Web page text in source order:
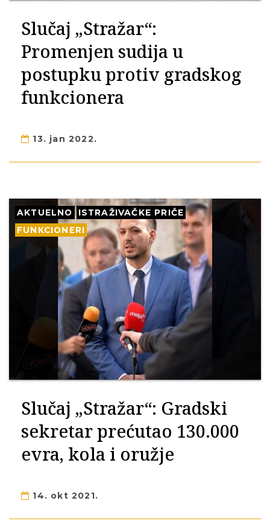
Slučaj „Stražar“:
Promenjen sudija u
postupku protiv gradskog
funkcionera
13. jan 2022.
AKTUELNO
ISTRAŽIVAČKE PRIČE
FUNKCIONERI
Slučaj „Stražar“: Gradski
sekretar prećutao 130.000
evra, kola i oružje
14. okt 2021.